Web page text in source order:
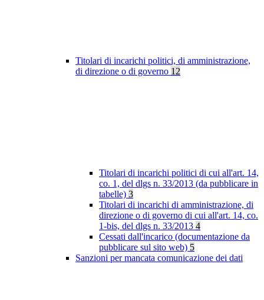
Titolari di incarichi politici, di amministrazione,
di direzione o di governo 12
Titolari di incarichi politici di cui all'art. 14,
co. 1, del dlgs n. 33/2013 (da pubblicare in
tabelle) 3
Titolari di incarichi di amministrazione, di
direzione o di governo di cui all'art. 14, co.
1-bis, del dlgs n. 33/2013 4
Cessati dall'incarico (documentazione da
pubblicare sul sito web) 5
Sanzioni per mancata comunicazione dei dati